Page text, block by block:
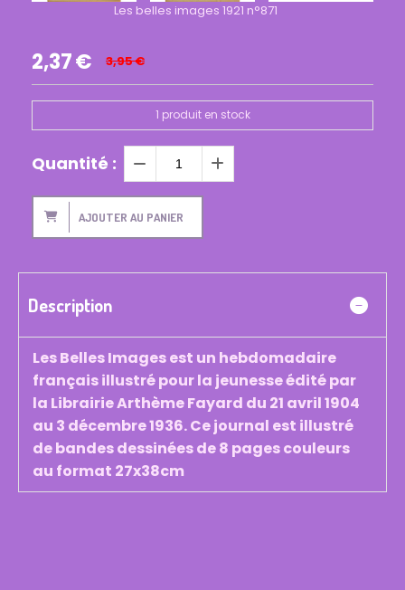
Les belles images 1921 n°871
2,37€ 3,95€
1 produit en stock
Quantité :
AJOUTER AU PANIER
Description
Les Belles Images est un hebdomadaire
français illustré pour la jeunesse édité par
la Librairie Arthème Fayard du 21 avril 1904
au 3 décembre 1936. Ce journal est illustré
de bandes dessinées de 8 pages couleurs
au format 27x38cm